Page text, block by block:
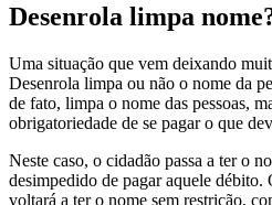
Desenrola limpa
Uma situação que vem deixando
Desenrola limpa ou não o nome da
de fato, limpa o nome das pessoas,
obrigatoriedade de se pagar o que
Neste caso, o cidadão passa a ter o
desimpedido de pagar aquele débito.
voltará a ter o nome sem restrição,